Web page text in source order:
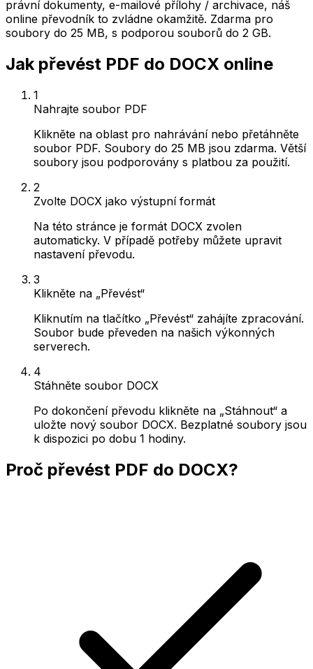
právní dokumenty, e-mailové přílohy / archivace, náš
online převodník to zvládne okamžitě. Zdarma pro
soubory do 25 MB, s podporou souborů do 2 GB.
Jak převést PDF do DOCX online
1
Nahrajte soubor PDF
Klikněte na oblast pro nahrávání nebo přetáhněte
soubor PDF. Soubory do 25 MB jsou zdarma. Větší
soubory jsou podporovány s platbou za použití.
2
Zvolte DOCX jako výstupní formát
Na této stránce je formát DOCX zvolen
automaticky. V případě potřeby můžete upravit
nastavení převodu.
3
Klikněte na „Převést“
Kliknutím na tlačítko „Převést“ zahájíte zpracování.
Soubor bude převeden na našich výkonných
serverech.
4
Stáhněte soubor DOCX
Po dokončení převodu klikněte na „Stáhnout“ a
uložte nový soubor DOCX. Bezplatné soubory jsou
k dispozici po dobu 1 hodiny.
Proč převést PDF do DOCX?